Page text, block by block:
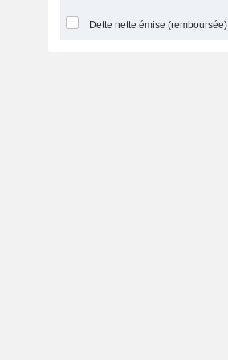
Dette nette émise (remboursée)